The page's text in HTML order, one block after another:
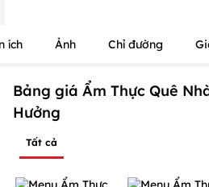
ích Ảnh Chỉ đường
Bảng giá Ẩm Thực Quê
Hưởng
Tất cả